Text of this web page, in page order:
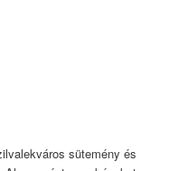
sütemény és